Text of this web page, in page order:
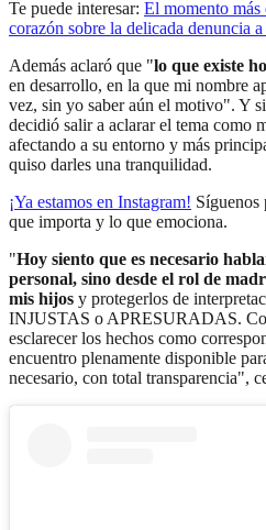
Te puede interesar: El momento
corazón sobre la delicada denuncia
Además aclaró que "lo que existe
en desarrollo, en la que mi nombre
vez, sin yo saber aún el motivo". Y
decidió salir a aclarar el tema como
afectando a su entorno y más
quiso darles una tranquilidad.
¡Ya estamos en Instagram! Síguenos
que importa y lo que emociona.
"Hoy siento que es necesario
personal, sino desde el rol de
mis hijos y protegerlos de
INJUSTAS o APRESURADAS.
esclarecer los hechos como
encuentro plenamente disponible
necesario, con total transparencia",